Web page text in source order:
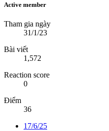
Active member
Tham gia ngày
31/1/23
Bài viết
1,572
Reaction score
0
Điểm
36
17/6/25